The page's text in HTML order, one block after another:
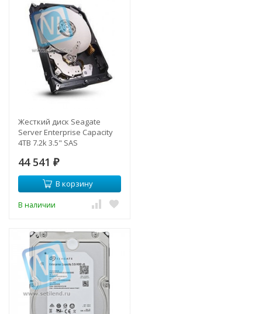
Жесткий диск Seagate
Server Enterprise Capacity
4TB 7.2k 3.5" SAS
44 541 ₽
В корзину
В наличии